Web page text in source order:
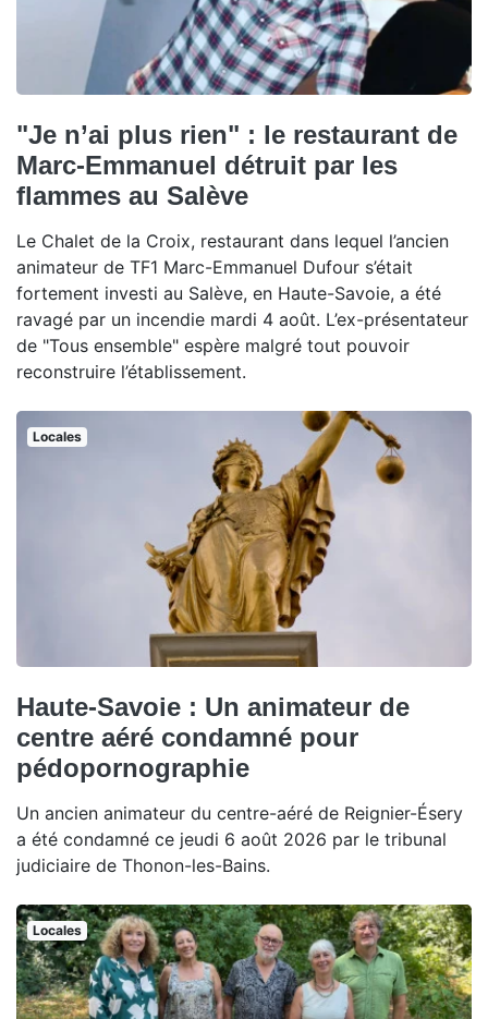
"Je n’ai plus rien" : le restaurant de
Marc-Emmanuel détruit par les
flammes au Salève
Le Chalet de la Croix, restaurant dans lequel l’ancien
animateur de TF1 Marc-Emmanuel Dufour s’était
fortement investi au Salève, en Haute-Savoie, a été
ravagé par un incendie mardi 4 août. L’ex-présentateur
de "Tous ensemble" espère malgré tout pouvoir
reconstruire l’établissement.
Locales
Haute-Savoie : Un animateur de
centre aéré condamné pour
pédopornographie
Un ancien animateur du centre-aéré de Reignier-Ésery
a été condamné ce jeudi 6 août 2026 par le tribunal
judiciaire de Thonon-les-Bains.
Locales